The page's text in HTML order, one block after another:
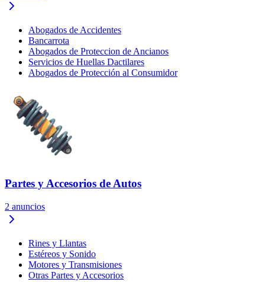
Abogados de Accidentes
Bancarrota
Abogados de Proteccion de Ancianos
Servicios de Huellas Dactilares
Abogados de Protección al Consumidor
Partes y Accesorios de Autos
2 anuncios
Rines y Llantas
Estéreos y Sonido
Motores y Transmisiones
Otras Partes y Accesorios